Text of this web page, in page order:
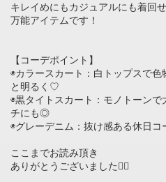
キレイめにもカジュアルにも着回
万能アイテムです！
【コーデポイント】
◉カラースカート：白トップスで
と明るく♡
◉黒タイトスカート：モノトーン
チにも◎
◉グレーデニム：抜け感ある休日
ここまでお読み頂き
ありがとうございました❤️‍🔥